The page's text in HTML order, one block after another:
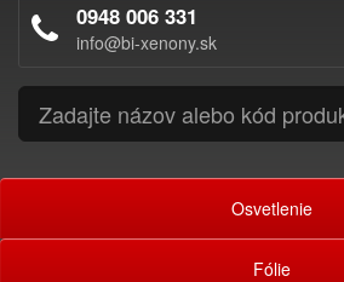
0948 006 331
info@bi-xenony.sk
Osvetlenie
Fólie